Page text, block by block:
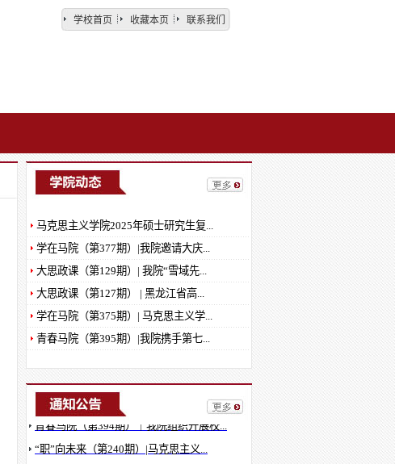
学校首页 收藏本页 联系我们
马克思主义学院2025年硕士研究生复...
学在马院（第377期）|我院邀请大庆...
大思政课（第129期）| 我院“雪域先...
大思政课（第127期） | 黑龙江省高...
学在马院（第375期）| 马克思主义学...
青春马院（第395期）|我院携手第七...
马克思主义学院师德师风问题反映方式
青春马院（第398期）|马克思主义学院...
马克思主义学院关于2025年度研究生三...
青春马院（第397期）｜马克思主义学院...
青春马院（第396期） | 我院青马先锋...
青春马院（第394期）｜我院组织开展校...
“职”向未来（第240期）|马克思主义...
大思政课（第120期）｜我院与中国人民...
大思政课（第121期） | 学院师生走进...